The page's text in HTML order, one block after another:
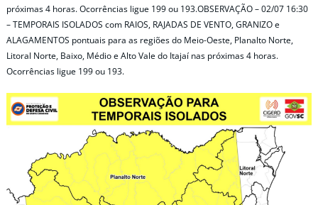
próximas 4 horas. Ocorrências ligue 199 ou 193.OBSERVAÇÃO – 02/07 16:30
– TEMPORAIS ISOLADOS com RAIOS, RAJADAS DE VENTO, GRANIZO e
ALAGAMENTOS pontuais para as regiões do Meio-Oeste, Planalto Norte,
Litoral Norte, Baixo, Médio e Alto Vale do Itajaí nas próximas 4 horas.
Ocorrências ligue 199 ou 193.